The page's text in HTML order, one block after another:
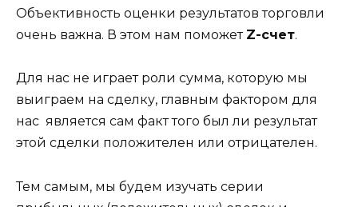
Объективность оценки результатов торговли
очень важна. В этом нам поможет Z-счет.
Для нас не играет роли сумма, которую мы
выиграем на сделку, главным фактором для
нас является сам факт того был ли результат
этой сделки положителен или отрицателен.
Тем самым, мы будем изучать серии